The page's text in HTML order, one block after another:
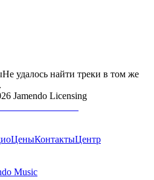
Не удалось найти треки в том же
Jamendo Licensing
ЦеныКонтактыЦентр
Music